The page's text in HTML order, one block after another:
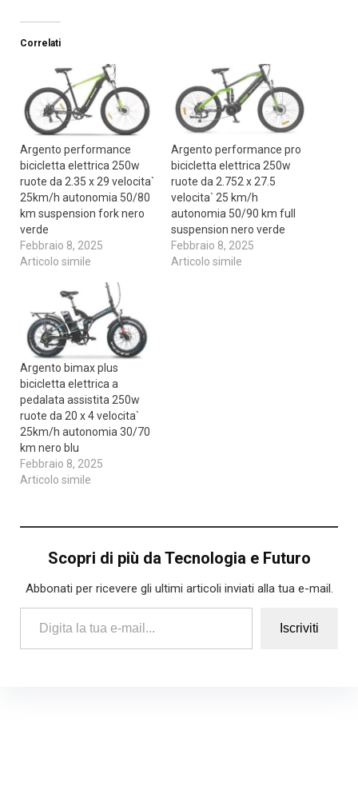
Correlati
Argento performance
bicicletta elettrica 250w
ruote da 2.35 x 29 velocita`
25km/h autonomia 50/80
km suspension fork nero
verde
Febbraio 8, 2025
Articolo simile
Argento performance pro
bicicletta elettrica 250w
ruote da 2.752 x 27.5
velocita` 25 km/h
autonomia 50/90 km full
suspension nero verde
Febbraio 8, 2025
Articolo simile
Argento bimax plus
bicicletta elettrica a
pedalata assistita 250w
ruote da 20 x 4 velocita`
25km/h autonomia 30/70
km nero blu
Febbraio 8, 2025
Articolo simile
Scopri di più da Tecnologia e Futuro
Abbonati per ricevere gli ultimi articoli inviati alla tua e-mail.
Digita la tua e-mail...
Iscriviti